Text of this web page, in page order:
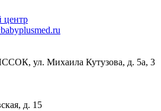
центр
ул. Михаила Кутузова, д. 5а, 3
д. 15